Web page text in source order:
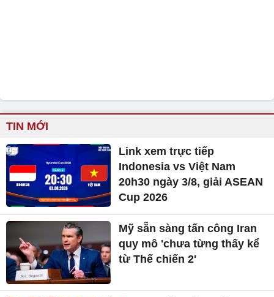
TIN MỚI
Link xem trực tiếp
Indonesia vs Việt Nam
20h30 ngày 3/8, giải ASEAN
Cup 2026
Mỹ sẵn sàng tấn công Iran
quy mô 'chưa từng thấy kể
từ Thế chiến 2'